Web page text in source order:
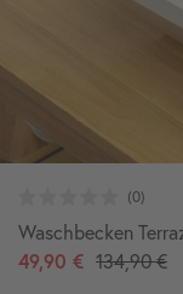
Waschbecken
49,90 € 134,90 €